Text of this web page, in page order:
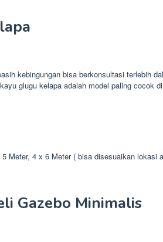
kebingungan bisa berkonsultasi terlebih
glugu kelapa adalah model paling cocok
Meter, 4 x 6 Meter ( bisa disesuaikan lokasi
Gazebo Minimalis